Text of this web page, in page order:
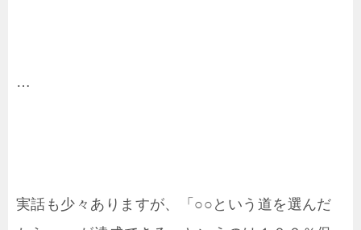
…
実話も少々ありますが、「○○という道を選んだ